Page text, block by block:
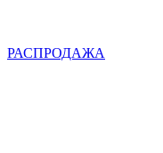
РАСПРОДАЖА